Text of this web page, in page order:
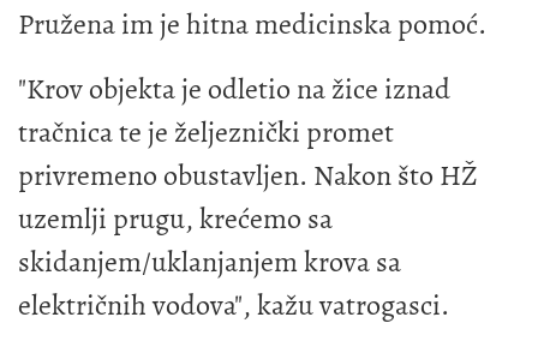
Pružena im je hitna medicinska pomoć.
"Krov objekta je odletio na žice iznad
tračnica te je željeznički promet
privremeno obustavljen. Nakon što HŽ
uzemlji prugu, krećemo sa
skidanjem/uklanjanjem krova sa
električnih vodova", kažu vatrogasci.